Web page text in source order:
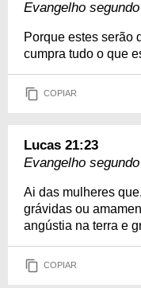
Evangelho
Porque estes serão
cumpra tudo o que
COPIAR
Lucas 21:23
Evangelho
Ai das mulheres
grávidas ou
angústia na terra e
COPIAR